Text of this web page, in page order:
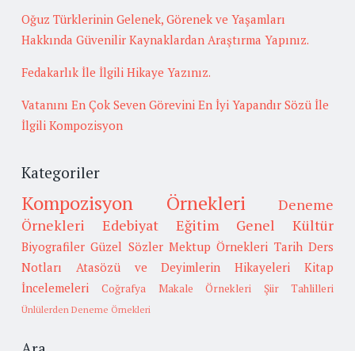
Oğuz Türklerinin Gelenek, Görenek ve Yaşamları
Hakkında Güvenilir Kaynaklardan Araştırma Yapınız.
Fedakarlık İle İlgili Hikaye Yazınız.
Vatanını En Çok Seven Görevini En İyi Yapandır Sözü İle
İlgili Kompozisyon
Kategoriler
Kompozisyon Örnekleri
Deneme
Örnekleri
Edebiyat Eğitim Genel Kültür
Biyografiler Güzel Sözler Mektup Örnekleri Tarih Ders
Notları
Atasözü ve Deyimlerin Hikayeleri
Kitap
İncelemeleri
Coğrafya Makale Örnekleri Şiir Tahlilleri
Ünlülerden Deneme Örnekleri